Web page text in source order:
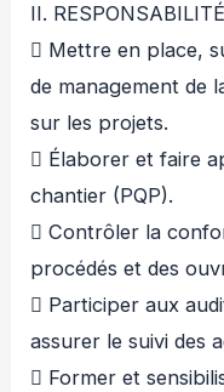
II.
 Mettre en place,
de management de
sur les projets.
 Élaborer et faire
chantier (PQP).
 Contrôler la
procédés et des
 Participer aux
assurer le suivi des
 Former et